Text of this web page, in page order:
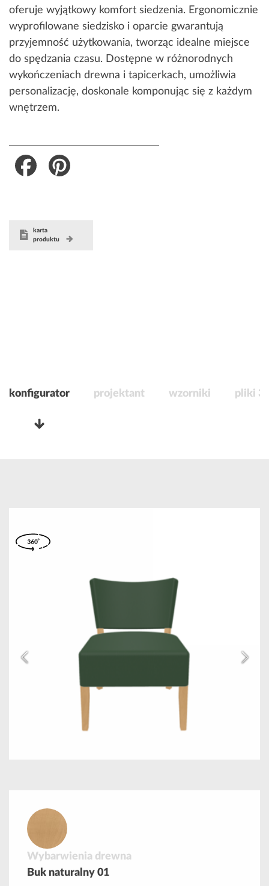
oferuje wyjątkowy komfort siedzenia. Ergonomicznie
wyprofilowane siedzisko i oparcie gwarantują
przyjemność użytkowania, tworząc idealne miejsce
do spędzania czasu. Dostępne w różnorodnych
wykończeniach drewna i tapicerkach, umożliwia
personalizację, doskonale komponując się z każdym
wnętrzem.
Facebook
karta
produktu
konfigurator projektant wzorniki pliki
Wybarwienia drewna
Buk naturalny 01